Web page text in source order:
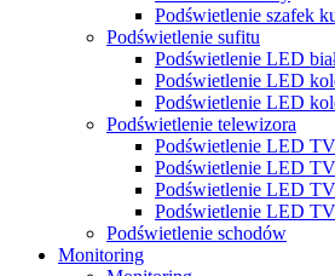
Podświetlenie szafek
Podświetlenie sufitu
Podświetlenie LED
Podświetlenie LED
Podświetlenie LED
Podświetlenie telewizora
Podświetlenie LED TV
Podświetlenie LED
Podświetlenie LED
Podświetlenie LED
Podświetlenie schodów
Monitoring